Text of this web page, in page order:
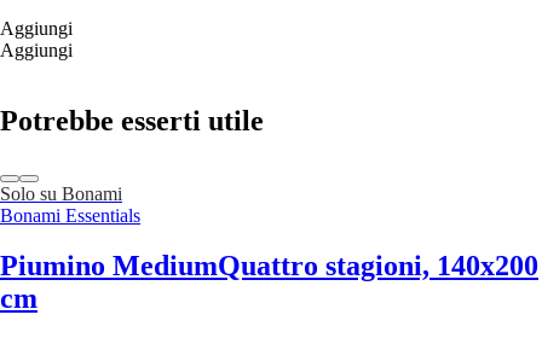
Aggiungi
Aggiungi
Potrebbe esserti utile
Solo su Bonami
Bonami Essentials
Piumino MediumQuattro stagioni, 140x200
cm